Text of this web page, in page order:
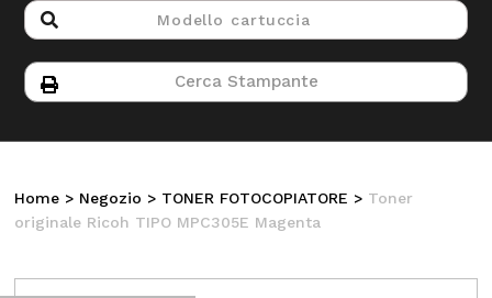
Home > Negozio > TONER FOTOCOPIATORE > Toner
originale Ricoh TIPO MPC305E Magenta